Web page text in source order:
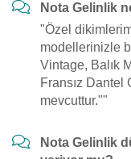
Nota Gelinlik
"Özel
modellerinizle
Vintage, Balık
Fransız Dantel
mevcuttur.""
Nota Gelinlik